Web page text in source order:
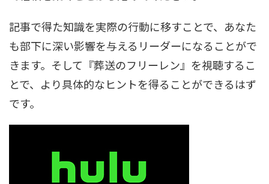
記事で得た知識を実際の行動に移すことで、あなた
も部下に深い影響を与えるリーダーになることがで
きます。そして『葬送のフリーレン』を視聴するこ
とで、より具体的なヒントを得ることができるはず
です。